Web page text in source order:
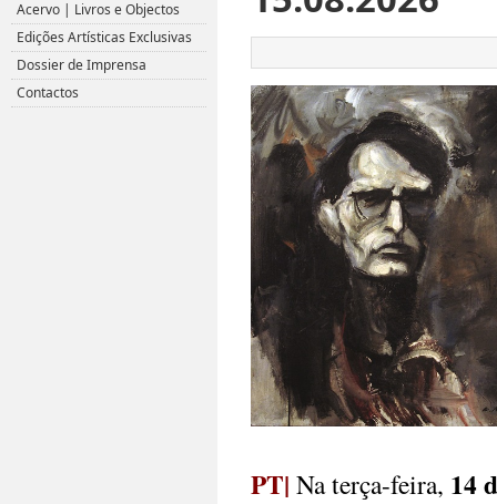
PT| Na terça-feira, 14
Acervo | Livros e Objectos
Edições Artísticas Exclusivas
Dossier de Imprensa
Contactos